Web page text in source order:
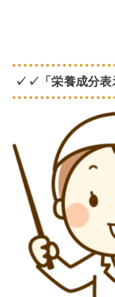
✓✓「栄養成分表